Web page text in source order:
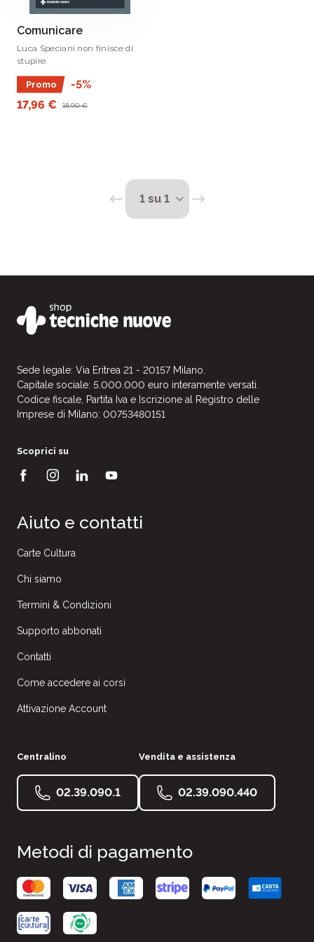
Comunicare
Luca Speciani non finisce di
stupire.
Promo
-5%
17,96 €
18,90 €
Sede legale: Via Eritrea 21 - 20157 Milano.
Capitale sociale: 5.000.000 euro interamente versati.
Codice fiscale, Partita Iva e Iscrizione al Registro delle
Imprese di Milano: 00753480151
Scoprici su
Aiuto e contatti
Carte Cultura
Chi siamo
Termini & Condizioni
Supporto abbonati
Contatti
Come accedere ai corsi
Attivazione Account
Centralino
02.39.090.1
Vendita e assistenza
02.39.090.440
Metodi di pagamento